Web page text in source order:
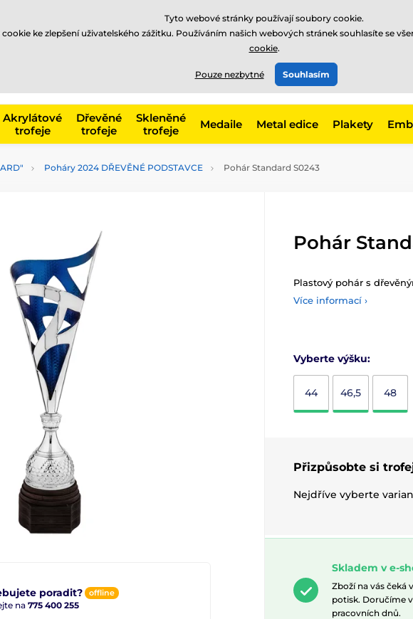
775 400 255
Zavolejte nám
Akrylátové
trofeje
Dřevěné
trofeje
Skleněné
trofeje
Medaile Metal edice Plakety
Poháry 2024 DŘEVĚNÉ PODSTAVCE Pohár Standard S0243
poradit? offline
na 775 400 255
Pohár
Plastový pohár s
Více informací ›
Vyberte výšku:
44 46,5 48
Přizpůsobte si
Nejdříve vyberte
Skladem v e-
Zboží na vás čeká
potisk. Doručíme
pracovních dnů.
Tyto webové stránky používají soubory cookie.
ke zlepšení uživatelského zážitku. Používáním našich webových stránek souhlasíte se
cookie.
Pouze nezbytné Souhlasím